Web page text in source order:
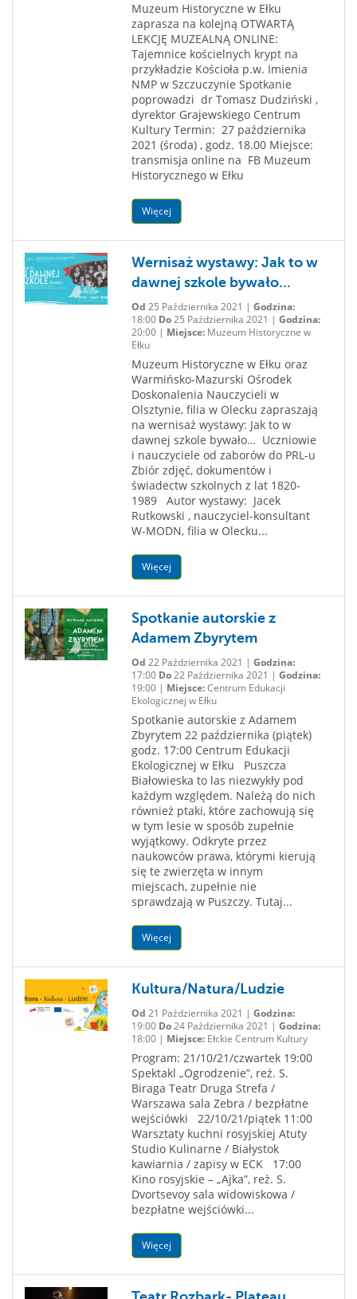
Muzeum Historyczne w Ełku
zaprasza na kolejną OTWARTĄ
LEKCJĘ MUZEALNĄ ONLINE:
Tajemnice kościelnych krypt na
przykładzie Kościoła p.w. Imienia
NMP w Szczuczynie Spotkanie
poprowadzi dr Tomasz Dudziński ,
dyrektor Grajewskiego Centrum
Kultury Termin: 27 października
2021 (środa) , godz. 18.00 Miejsce:
transmisja online na FB Muzeum
Historycznego w Ełku
Więcej
Wernisaż wystawy: Jak to w
dawnej szkole bywało...
Od 25 Października 2021 | Godzina:
18:00 Do25 Października 2021 | Godzina:
20:00 | Miejsce:Muzeum Historyczne w
Ełku
Muzeum Historyczne w Ełku oraz
Warmińsko-Mazurski Ośrodek
Doskonalenia Nauczycieli w
Olsztynie, filia w Olecku zapraszają
na wernisaż wystawy: Jak to w
dawnej szkole bywało… Uczniowie
i nauczyciele od zaborów do PRL-u
Zbiór zdjęć, dokumentów i
świadectw szkolnych z lat 1820-
1989 Autor wystawy: Jacek
Rutkowski , nauczyciel-konsultant
W-MODN, filia w Olecku...
Więcej
Spotkanie autorskie z
Adamem Zbyrytem
Od 22 Października 2021 | Godzina:
17:00 Do22 Października 2021 | Godzina:
19:00 | Miejsce:Centrum Edukacji
Ekologicznej w Ełku
Spotkanie autorskie z Adamem
Zbyrytem 22 października (piątek)
godz. 17:00 Centrum Edukacji
Ekologicznej w Ełku Puszcza
Białowieska to las niezwykły pod
każdym względem. Należą do nich
również ptaki, które zachowują się
w tym lesie w sposób zupełnie
wyjątkowy. Odkryte przez
naukowców prawa, którymi kierują
się te zwierzęta w innym
miejscach, zupełnie nie
sprawdzają w Puszczy. Tutaj...
Więcej
Kultura/Natura/Ludzie
Od 21 Października 2021 | Godzina:
19:00 Do24 Października 2021 | Godzina:
18:00 | Miejsce:Ełckie Centrum Kultury
Program: 21/10/21/czwartek 19:00
Spektakl „Ogrodzenie”, reż. S.
Biraga Teatr Druga Strefa /
Warszawa sala Zebra / bezpłatne
wejściówki 22/10/21/piątek 11:00
Warsztaty kuchni rosyjskiej Atuty
Studio Kulinarne / Białystok
kawiarnia / zapisy w ECK 17:00
Kino rosyjskie – „Ajka”, reż. S.
Dvortsevoy sala widowiskowa /
bezpłatne wejściówki...
Więcej